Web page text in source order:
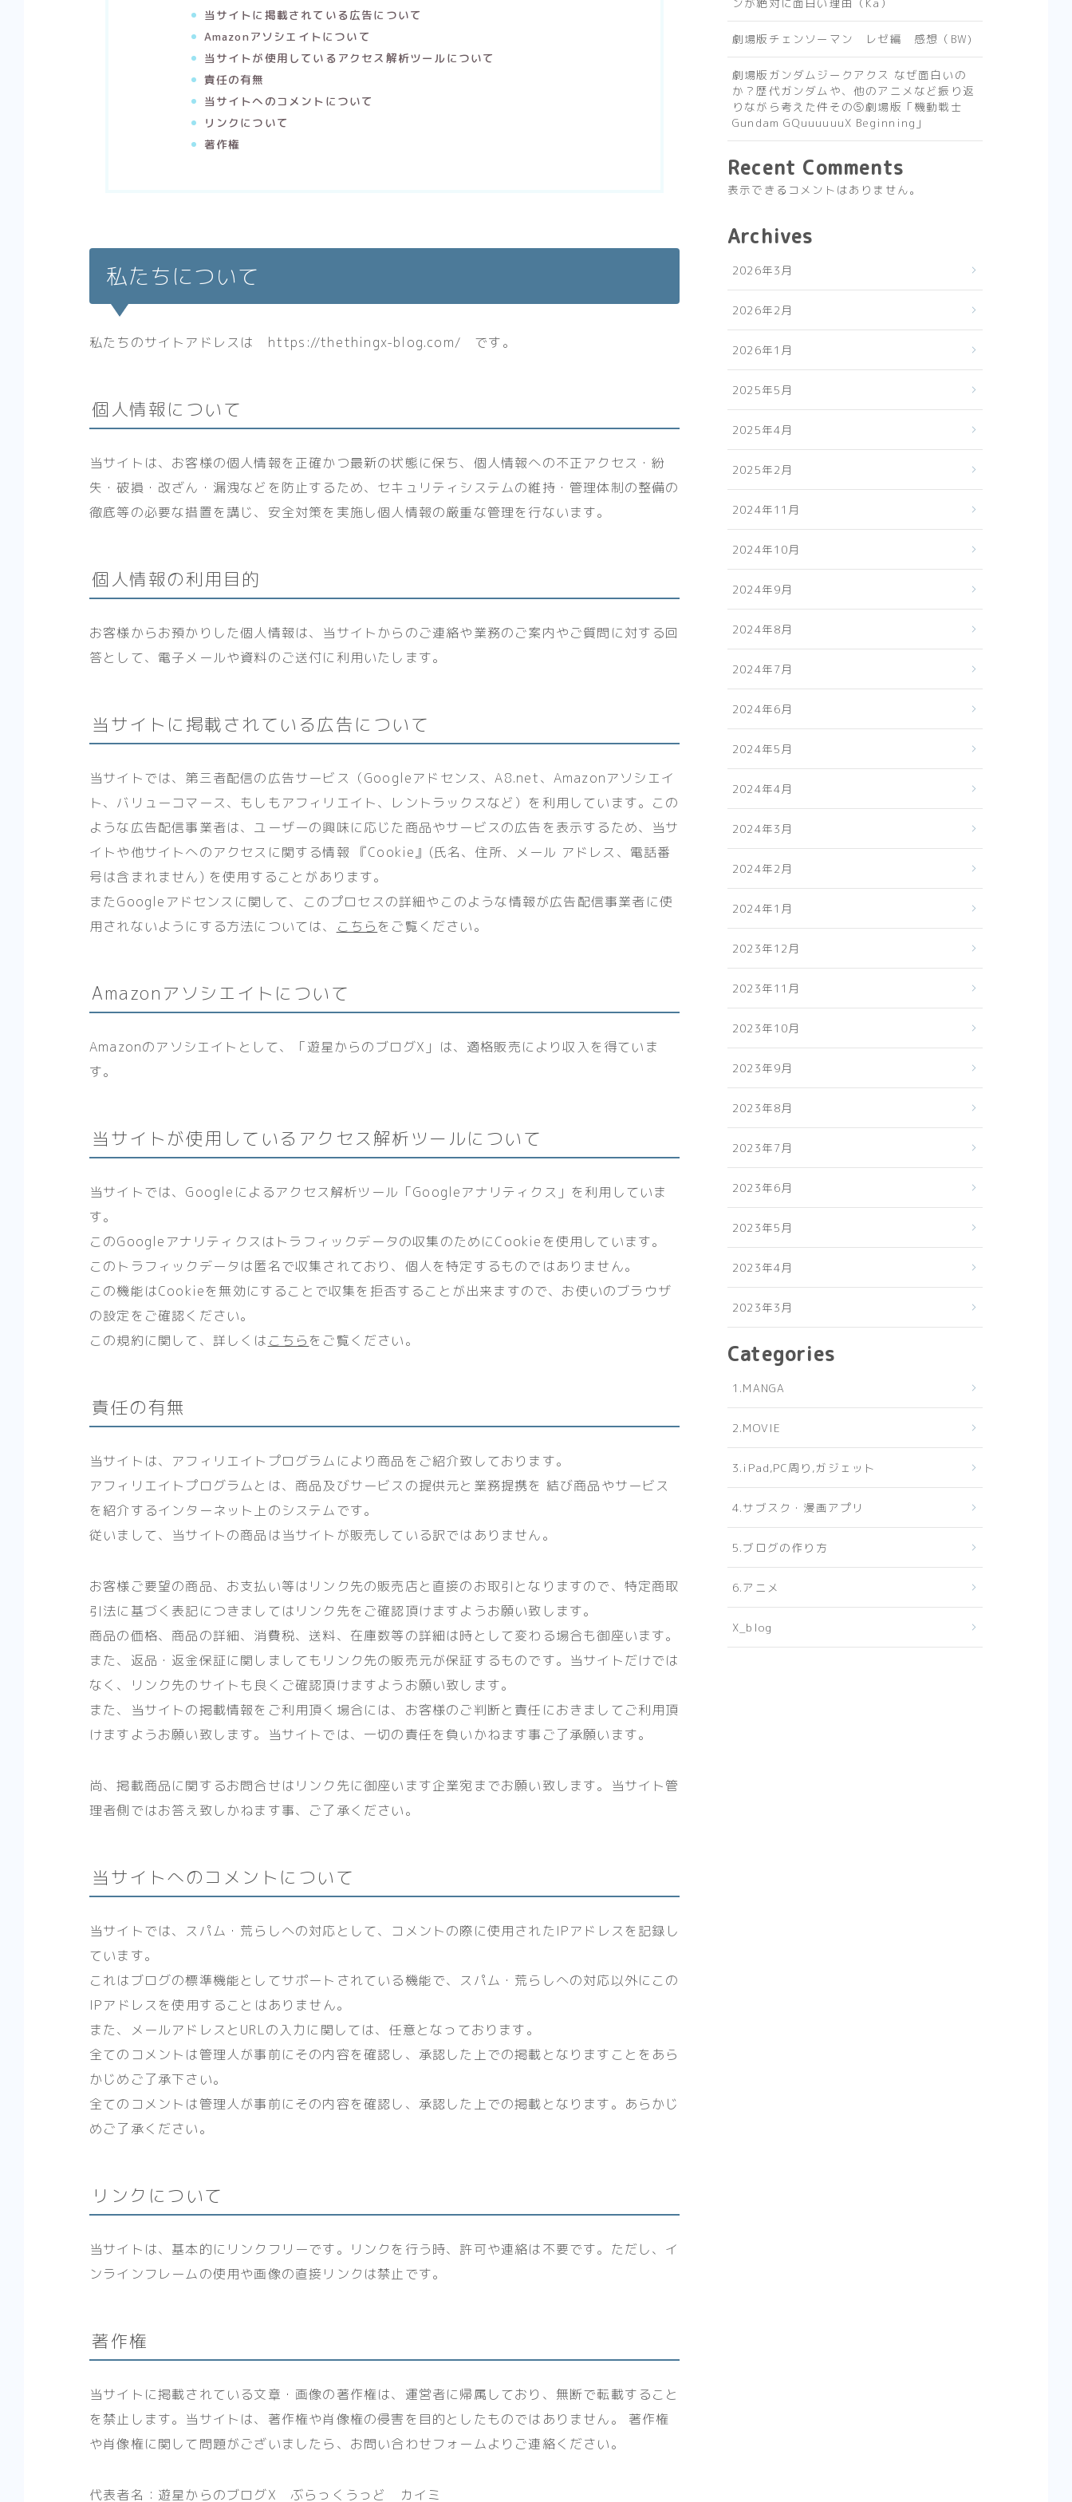
当サイトに掲載されている広告について
Amazonアソシエイトについて
当サイトが使用しているアクセス解析ツールについて
責任の有無
当サイトへのコメントについて
リンクについて
著作権
私たちについて
私たちのサイトアドレスは https://thethingx-blog.com/ です。
個人情報について
当サイトは、お客様の個人情報を正確かつ最新の状態に保ち、個人情報への不正アクセス・紛
失・破損・改ざん・漏洩などを防止するため、セキュリティシステムの維持・管理体制の整備の
徹底等の必要な措置を講じ、安全対策を実施し個人情報の厳重な管理を行ないます。
個人情報の利用目的
お客様からお預かりした個人情報は、当サイトからのご連絡や業務のご案内やご質問に対する回
答として、電子メールや資料のご送付に利用いたします。
当サイトに掲載されている広告について
当サイトでは、第三者配信の広告サービス（Googleアドセンス、A8.net、Amazonアソシエイ
ト、バリューコマース、もしもアフィリエイト、レントラックスなど）を利用しています。この
ような広告配信事業者は、ユーザーの興味に応じた商品やサービスの広告を表示するため、当サ
イトや他サイトへのアクセスに関する情報 『Cookie』(氏名、住所、メール アドレス、電話番
号は含まれません) を使用することがあります。
またGoogleアドセンスに関して、このプロセスの詳細やこのような情報が広告配信事業者に使
用されないようにする方法については、
こちらをご覧ください。
Amazonアソシエイトについて
Amazonのアソシエイトとして、「遊星からのブログX」は、適格販売により収入を得ていま
す。
当サイトが使用しているアクセス解析ツールについて
当サイトでは、Googleによるアクセス解析ツール「Googleアナリティクス」を利用していま
す。
このGoogleアナリティクスはトラフィックデータの収集のためにCookieを使用しています。
このトラフィックデータは匿名で収集されており、個人を特定するものではありません。
この機能はCookieを無効にすることで収集を拒否することが出来ますので、お使いのブラウザ
の設定をご確認ください。
この規約に関して、詳しくは こちらをご覧ください。
責任の有無
当サイトは、アフィリエイトプログラムにより商品をご紹介致しております。
アフィリエイトプログラムとは、商品及びサービスの提供元と業務提携を 結び商品やサービス
を紹介するインターネット上のシステムです。
従いまして、当サイトの商品は当サイトが販売している訳ではありません。
お客様ご要望の商品、お支払い等はリンク先の販売店と直接のお取引となりますので、特定商取
引法に基づく表記につきましてはリンク先をご確認頂けますようお願い致します。
商品の価格、商品の詳細、消費税、送料、在庫数等の詳細は時として変わる場合も御座います。
また、返品・返金保証に関しましてもリンク先の販売元が保証するものです。当サイトだけでは
なく、リンク先のサイトも良くご確認頂けますようお願い致します。
また、当サイトの掲載情報をご利用頂く場合には、お客様のご判断と責任におきましてご利用頂
けますようお願い致します。当サイトでは、一切の責任を負いかねます事ご了承願います。
尚、掲載商品に関するお問合せはリンク先に御座います企業宛までお願い致します。当サイト管
理者側ではお答え致しかねます事、ご了承ください。
当サイトへのコメントについて
当サイトでは、スパム・荒らしへの対応として、コメントの際に使用されたIPアドレスを記録し
ています。
これはブログの標準機能としてサポートされている機能で、スパム・荒らしへの対応以外にこの
IPアドレスを使用することはありません。
また、メールアドレスとURLの入力に関しては、任意となっております。
全てのコメントは管理人が事前にその内容を確認し、承認した上での掲載となりますことをあら
かじめご了承下さい。
全てのコメントは管理人が事前にその内容を確認し、承認した上での掲載となります。あらかじ
めご了承ください。
リンクについて
当サイトは、基本的にリンクフリーです。リンクを行う時、許可や連絡は不要です。ただし、イ
ンラインフレームの使用や画像の直接リンクは禁止です。
著作権
当サイトに掲載されている文章・画像の著作権は、運営者に帰属しており、無断で転載すること
を禁止します。当サイトは、著作権や肖像権の侵害を目的としたものではありません。 著作権
や肖像権に関して問題がございましたら、お問い合わせフォームよりご連絡ください。
代表者名：遊星からのブログX ぶらっくうっど カイミ
劇場版チェンソーマン レゼ編 感想（BW)
劇場版ガンダムジークアクス なぜ面白いの
か？歴代ガンダムや、他のアニメなど振り返
りながら考えた件その⑤劇場版「機動戦士
Gundam GQuuuuuuX Beginning」
Recent Comments
表示できるコメントはありません。
Archives
2026年3月
2026年2月
2026年1月
2025年5月
2025年4月
2025年2月
2024年11月
2024年10月
2024年9月
2024年8月
2024年7月
2024年6月
2024年5月
2024年4月
2024年3月
2024年2月
2024年1月
2023年12月
2023年11月
2023年10月
2023年9月
2023年8月
2023年7月
2023年6月
2023年5月
2023年4月
2023年3月
Categories
1.MANGA
2.MOVIE
3.iPad,PC周り,ガジェット
4.サブスク・漫画アプリ
5.ブログの作り方
6.アニメ
X_blog